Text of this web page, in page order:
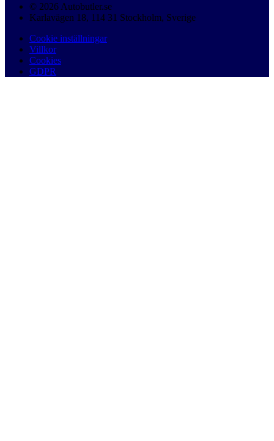
© 2026 Autobutler.se
Karlavägen 18, 114 31 Stockholm, Sverige
Cookie inställningar
Villkor
Cookies
GDPR